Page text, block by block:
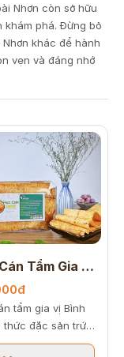
Nhơn còn sở hữu
khám phá. Đừng bỏ
khác để hành
vẹn và đáng nhớ
Tẩm Gia Vị
tẩm gia vị Bình
thức đặc sản trứ
đậm hương vị